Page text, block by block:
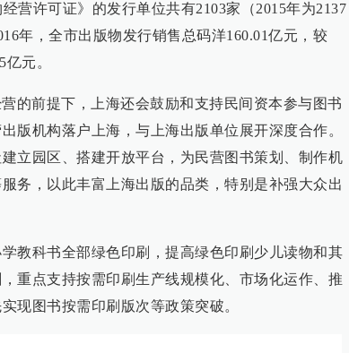
营许可证》的发行单位共有2103家（2015年为2137
年，全市出版物发行销售总码洋160.01亿元，较
元。
的前提下，上海还会鼓励和支持民间资本参与图书
版机构落户上海，与上海出版单位展开深度合作。
立园区、搭建开放平台，为民营图书策划、制作机
务，以此丰富上海出版的品类，特别是补强大众出
教科书全部绿色印刷，提高绿色印刷少儿读物和其
重点支持按需印刷生产线规模化、市场化运作、推
现图书按需印刷版次等政策突破。